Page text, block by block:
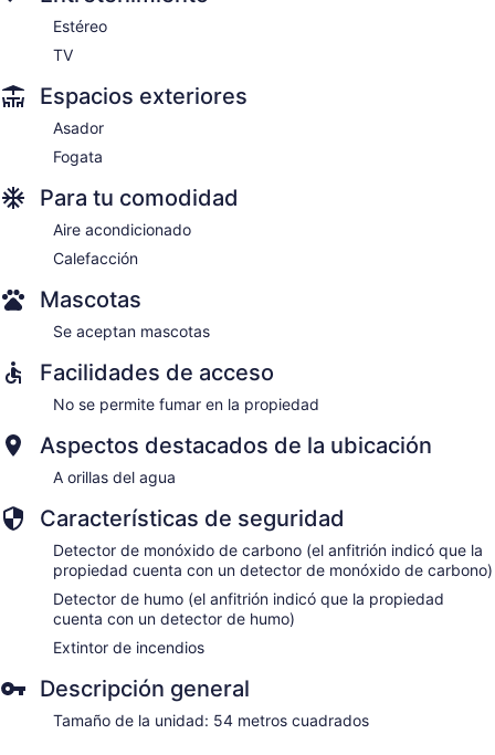
Estéreo
TV
Espacios exteriores
Asador
Fogata
Para tu comodidad
Aire acondicionado
Calefacción
Mascotas
Se aceptan mascotas
Facilidades de acceso
No se permite fumar en la propiedad
Aspectos destacados de la ubicación
A orillas del agua
Características de seguridad
Detector de monóxido de carbono (el anfitrión indicó que la
propiedad cuenta con un detector de monóxido de carbono)
Detector de humo (el anfitrión indicó que la propiedad
cuenta con un detector de humo)
Extintor de incendios
Descripción general
Tamaño de la unidad: 54 metros cuadrados